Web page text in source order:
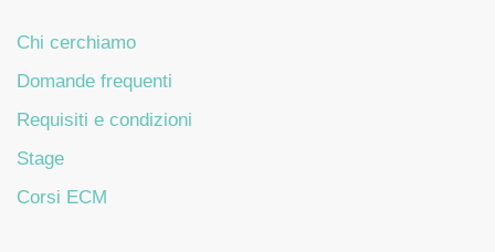
Chi cerchiamo
Domande frequenti
Requisiti e condizioni
Stage
Corsi ECM